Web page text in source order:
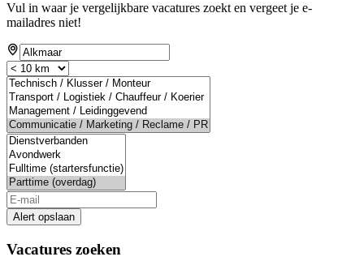
Vul in waar je vergelijkbare vacatures zoekt en vergeet je e-
mailadres niet!
Alert opslaan
Vacatures zoeken